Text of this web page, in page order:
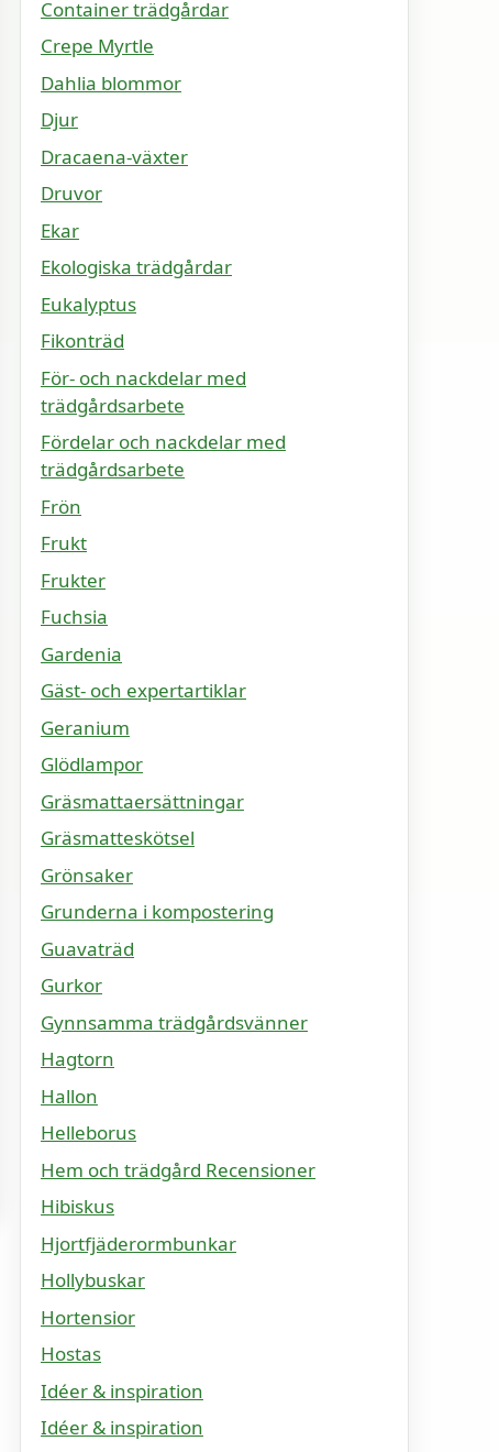
Container trädgårdar
Crepe Myrtle
Dahlia blommor
Djur
Dracaena-växter
Druvor
Ekar
Ekologiska trädgårdar
Eukalyptus
Fikonträd
För- och nackdelar med
trädgårdsarbete
Fördelar och nackdelar med
trädgårdsarbete
Frön
Frukt
Frukter
Fuchsia
Gardenia
Gäst- och expertartiklar
Geranium
Glödlampor
Gräsmattaersättningar
Gräsmatteskötsel
Grönsaker
Grunderna i kompostering
Guavaträd
Gurkor
Gynnsamma trädgårdsvänner
Hagtorn
Hallon
Helleborus
Hem och trädgård Recensioner
Hibiskus
Hjortfjäderormbunkar
Hollybuskar
Hortensior
Hostas
Idéer & inspiration
Idéer & inspiration